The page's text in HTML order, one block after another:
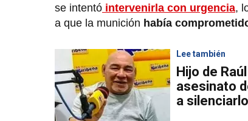
se intentó intervenirla con urgencia,
a que la munición había
Lee también
Hijo de
asesinato
a